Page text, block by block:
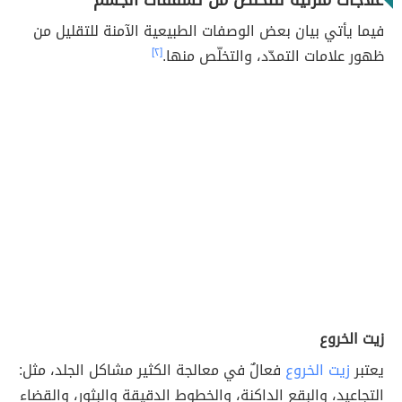
فيما يأتي بيان بعض الوصفات الطبيعية الآمنة للتقليل من
ظهور علامات التمدّد، والتخلّص منها.[٢]
زيت الخروع
يعتبرزيت الخروع فعالٌ في معالجة الكثير مشاكل الجلد، مثل:
التجاعيد، والبقع الداكنة، والخطوط الدقيقة والبثور، والقضاء